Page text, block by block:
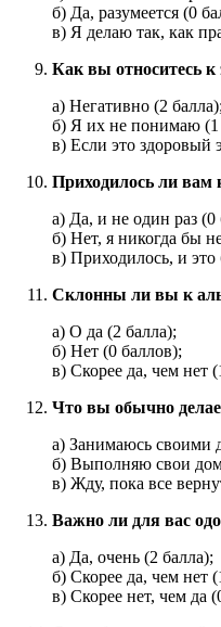
б) Да, разумеется (0
в) Я делаю так, как
Как вы относитесь
а) Негативно (2
б) Я их не понимаю (1
в) Если это здоровый
Приходилось ли вам
а) Да, и не один раз (0
б) Нет, я никогда бы
в) Приходилось, и это
Склонны ли вы к
а) О да (2 балла);
б) Нет (0 баллов);
в) Скорее да, чем нет
Что вы обычно
а) Занимаюсь своими
б) Выполняю свои
в) Жду, пока все
Важно ли для вас
а) Да, очень (2 балла);
б) Скорее да, чем нет
в) Скорее нет, чем да